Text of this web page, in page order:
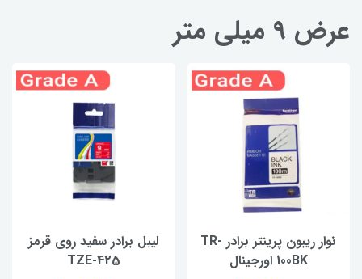
عرض 9 میلی متر
نوار ریبون پرینتر برادر TR-
100BK اورجینال
لیبل برادر سفید روی قرمز
TZE-425